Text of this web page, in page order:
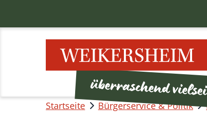
Startseite Bürgerservice & Politik